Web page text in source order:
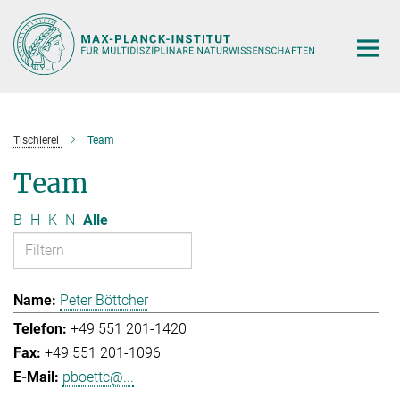
Hauptinhalt
Tischlerei Team
Team
B H K N Alle
Peter Böttcher
+49 551 201-1420
+49 551 201-1096
pboettc@...